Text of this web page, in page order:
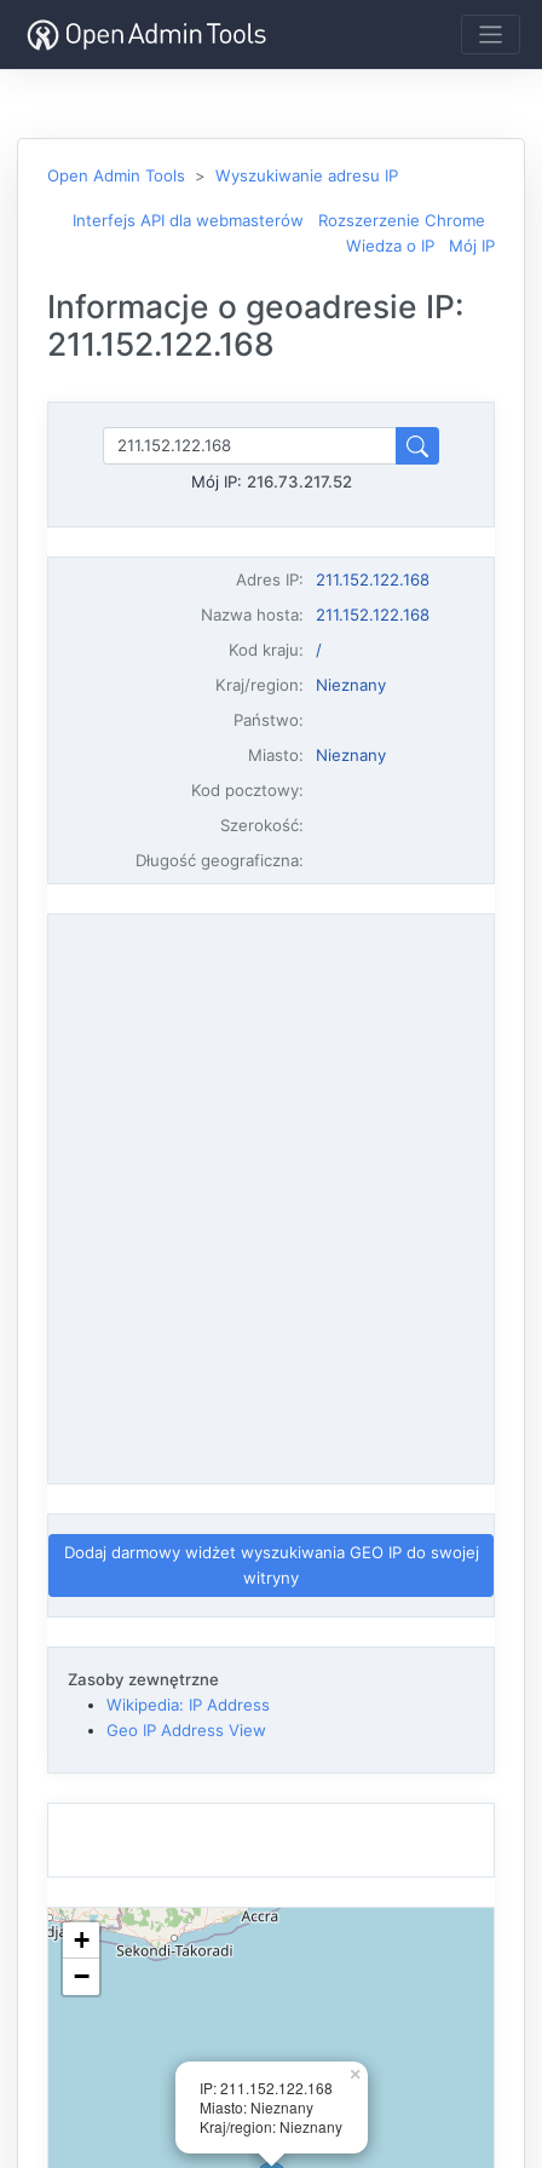
Open Admin Tools Wyszukiwanie adresu IP
Interfejs API dla webmasterów
Rozszerzenie Chrome
Wiedza o IP
Mój IP
Informacje o geoadresie IP:
211.152.122.168
Mój IP: 216.73.217.52
Adres IP:
211.152.122.168
Nazwa hosta:
211.152.122.168
Kod kraju:
/
Kraj/region:
Nieznany
Państwo:
Miasto:
Nieznany
Kod pocztowy:
Szerokość:
Długość geograficzna:
Dodaj darmowy widżet wyszukiwania GEO IP do swojej
witryny
Zasoby zewnętrzne
Wikipedia: IP Address
Geo IP Address View
IP: 211.152.122.168
Miasto: Nieznany
Kraj/region: Nieznany
×
+
−